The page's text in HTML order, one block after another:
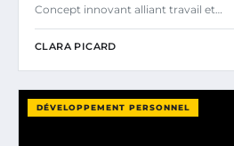
Concept innovant alliant travail et…
CLARA PICARD
DÉVELOPPEMENT PERSONNEL